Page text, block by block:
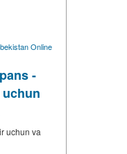
Online
-
uchun va